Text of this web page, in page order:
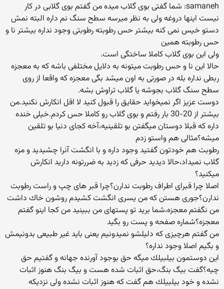
samaneh: شما گفتی بوی گلاب میده من گفتم بوی گلابی در كار
نیست اینها دروغه ولی به نظر میرسه سطح سنگ نم داره البته نمش
دستو خیس نمی كنه بیشتر حس رطوبته رطوبتی وجود نداره بیشتر نا و
حس رطوبته همین
ولی این بوی گلاب كاملا ساختگی است.
حالا این نا و حس رطوبت میتونه به دلایل مختلفی باشه كه به معجزه
ربطی نداره بله در صورتی به اون میشد بگی معجزه كه واقعا از روی
سطح سنگ گلاب بجوشه یا گلاب تراوش بشه.
دوست عزیز اگر نمیخواید حقایق را قبول كنید لا اقل انكارش نكنید.من
بیشتر از 20-30 بار رفتم و بوی گلاب رو كاملا حس كردم.خیلی خنده
داره كه قبلا دوستان میگفتن بو تلقینیه،آخه كجای دنیا بو تلقین
میشه؟مثالی هم واستو زدم
رطوبت هم خودتون گفتید وجود داره و با انگشت آنرا چشیدید و مزه
گلاب نمیداد،حالا دیدید حرفی كه زدید به ضررتونه دارید انكارش
میكنید؟
اصلا چرا قبرای اطراف رطوبت ندارن؟چرا قبر های چپ و راست رطوبت
ندارن؟جوری هستن كه من یسری انگشت كشیدم روشون خاك داشت
من نگفتم معجزه،شما برید تو پستهای من ببینید من كجا اینو گفتم
معجزه؟شماره صفحه و پست رو بگید
من گفتم هرچیزی كه دلیلشو نمیدونیم یعنی باید غیر طبیعی بدونیمش
و بگیم اصلا وجود نداره؟
این دوستمون بیلبیلك میگه حق بوجود آورنده جهانه و گفتیم حق
چیه؟گفت بیگ بنگ،حق اثبات شده هست و بیگ بنگ هنوز اثبات
نشده و خود بیلبیلك هم گفت كه هنوز اثبات نشده ولی نزدیكه